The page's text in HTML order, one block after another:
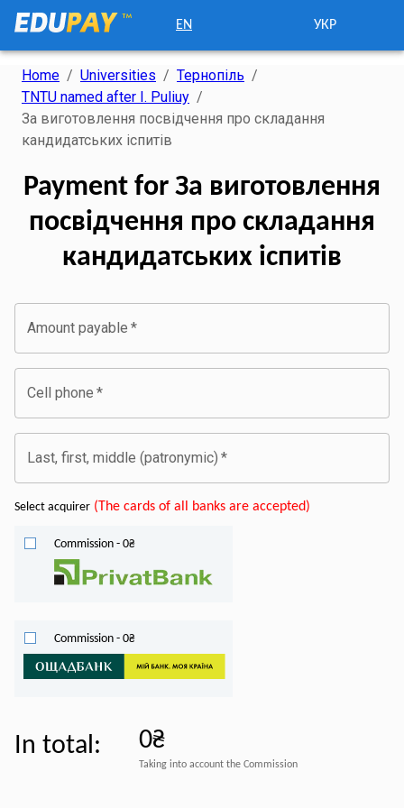
EN УКР
Home / Universities / Тернопіль /
TNTU named after I. Puliuy /
За виготовлення посвідчення про складання
кандидатських іспитів
Payment for За виготовлення
посвідчення про складання
кандидатських іспитів
Amount payable *
Cell phone *
Last, first, middle (patronymic) *
Select acquirer (The cards of all banks are accepted)
Commission - 0₴
Commission - 0₴
In total: 0₴
Taking into account the Commission